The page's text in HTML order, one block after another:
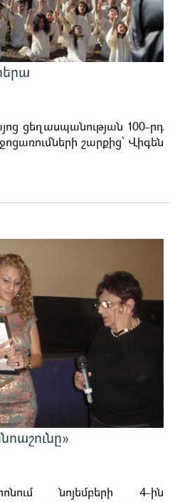
ցեղասպանության 100-րդ
շարքից՝ Վիգեն
նոյեմբերի 4-ին